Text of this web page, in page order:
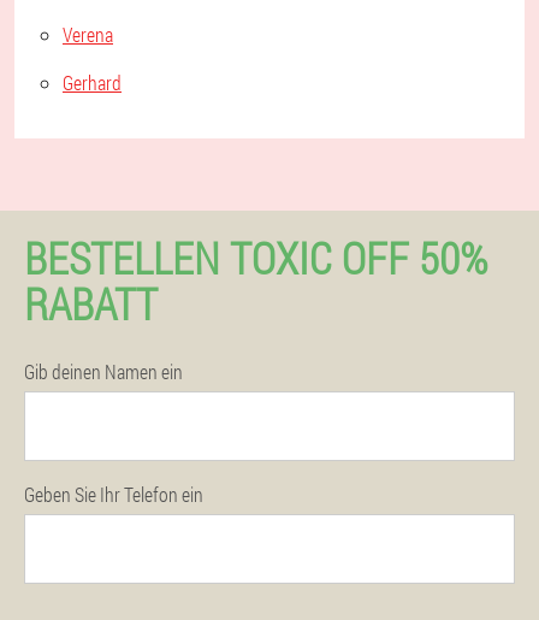
Verena
Gerhard
BESTELLEN TOXIC OFF 50%
RABATT
Gib deinen Namen ein
Geben Sie Ihr Telefon ein